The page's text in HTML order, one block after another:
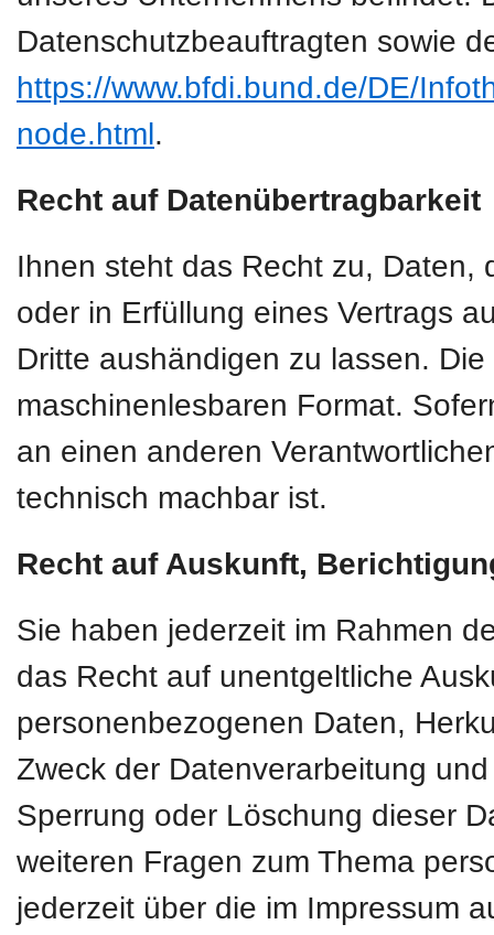
Datenschutzbeauftragten sowie
https://www.bfdi.bund.de/DE/
node.html.
Recht auf Datenübertragbarkeit
Ihnen steht das Recht zu, Daten,
oder in Erfüllung eines Vertrags
Dritte aushändigen zu lassen.
maschinenlesbaren Format.
an einen anderen
technisch machbar ist.
Recht auf Auskunft,
Sie haben jederzeit im Rahmen
das Recht auf unentgeltliche
personenbezogenen Daten,
Zweck der Datenverarbeitung
Sperrung oder Löschung dieser
weiteren Fragen zum Thema
jederzeit über die im Impressum